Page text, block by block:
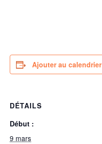
Ajouter au calendrier
DÉTAILS
Début :
9 mars